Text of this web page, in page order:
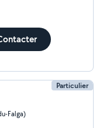
Particulier
Falga)